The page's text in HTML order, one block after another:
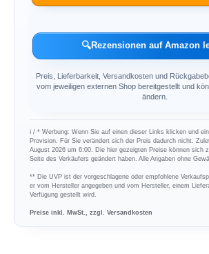
🔍Rezensionen auf Amazon
Preis, Lieferbarkeit, Versandkosten und
vom jeweiligen externen Shop bereitgestellt und
ändern.
ℹ︎ / * Werbung: Wenn Sie auf einen dieser Links klicken und
Provision. Für Sie verändert sich der Preis dadurch nicht.
August 2026 um 6:00. Die hier gezeigten Preise können sich
Seite des Verkäufers geändert haben. Alle Angaben ohne
** Die UVP ist der vorgeschlagene oder empfohlene
er vom Hersteller angegeben und vom Hersteller, einem
Verfügung gestellt wird.
Preise inkl. MwSt., zzgl. Versandkosten